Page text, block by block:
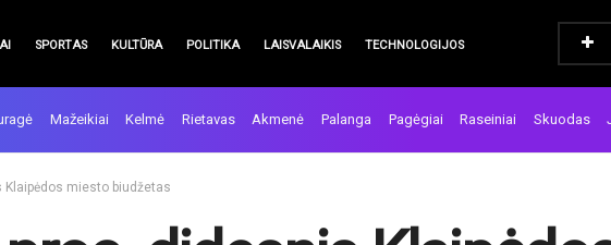
SPORTAS KULTŪRA POLITIKA LAISVALAIKIS TECHNOLOGIJOS
Mažeikiai Kelmė Rietavas Akmenė Palanga Pagėgiai Raseiniai Skuodas
miesto biudžetas